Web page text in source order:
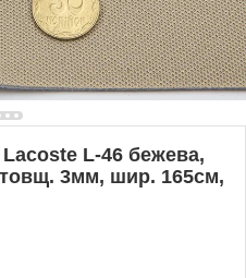
L-46 бежева,
товщ. 3мм, шир. 165см,